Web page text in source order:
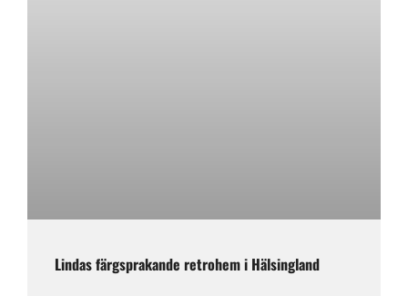
Lindas färgsprakande retrohem i Hälsingland